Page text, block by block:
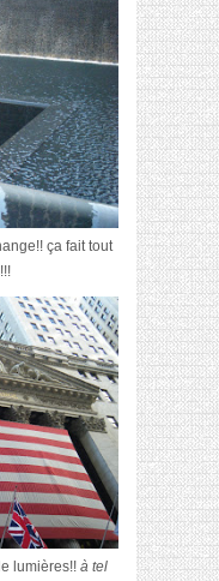
ça fait tout
lumières!! à tel